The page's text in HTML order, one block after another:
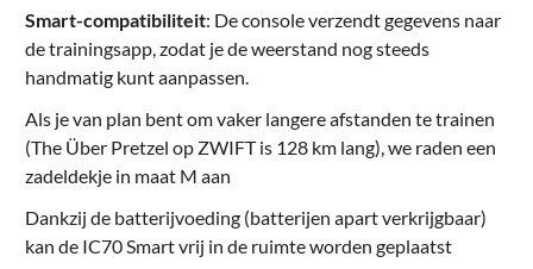
Smart-compatibiliteit: De console verzendt gegevens naar
de trainingsapp, zodat je de weerstand nog steeds
handmatig kunt aanpassen.
Als je van plan bent om vaker langere afstanden te trainen
(The Über Pretzel op ZWIFT is 128 km lang), we raden een
zadeldekje in maat M aan
Dankzij de batterijvoeding (batterijen apart verkrijgbaar)
kan de IC70 Smart vrij in de ruimte worden geplaatst